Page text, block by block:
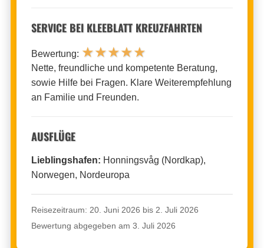
SERVICE BEI KLEEBLATT KREUZFAHRTEN
Bewertung: ★★★★★
Nette, freundliche und kompetente Beratung,
sowie Hilfe bei Fragen. Klare Weiterempfehlung
an Familie und Freunden.
AUSFLÜGE
Lieblingshafen: Honningsvåg (Nordkap),
Norwegen, Nordeuropa
Reisezeitraum: 20. Juni 2026 bis 2. Juli 2026
Bewertung abgegeben am 3. Juli 2026